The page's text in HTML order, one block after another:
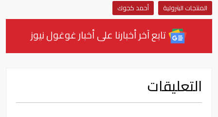
المنتجات البترولية
أحمد كجوك
تابع آخر أخبارنا على أخبار غوغول نيوز
التعليقات